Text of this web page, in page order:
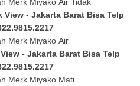
View - Jakarta Barat Bisa Telp
Merk Miyako Air
- Jakarta Barat Bisa Telp
Merk Miyako Mati